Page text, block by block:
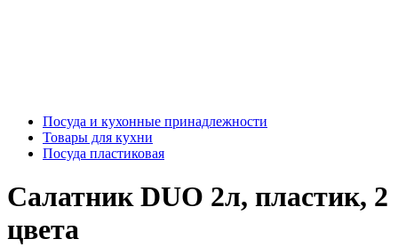
Посуда и кухонные принадлежности
Товары для кухни
Посуда пластиковая
Салатник DUO 2л, пластик, 2
цвета